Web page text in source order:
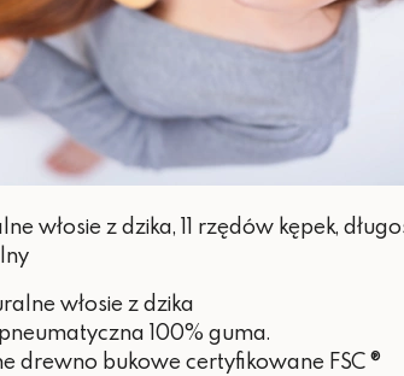
włosie z dzika, 11 rzędów kępek,
włosie z dzika
100% guma.
drewno bukowe certyfikowane FSC ®